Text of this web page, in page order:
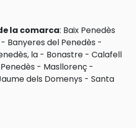
la comarca: Baix Penedès
- Banyeres del Penedès -
la - Bonastre - Calafell
- Masllorenç -
dels Domenys - Santa